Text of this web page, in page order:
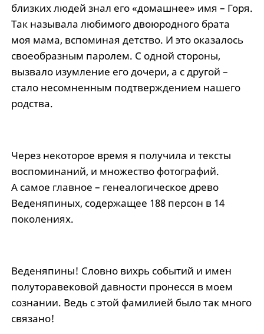
близких людей знал его «домашнее» имя – Горя.
Так называла любимого двоюродного брата
моя мама, вспоминая детство. И это оказалось
своеобразным паролем. С одной стороны,
вызвало изумление его дочери, а с другой –
стало несомненным подтверждением нашего
родства.
Через некоторое время я получила и тексты
воспоминаний, и множество фотографий.
А самое главное – генеалогическое древо
Веденяпиных, содержащее 188 персон в 14
поколениях.
Веденяпины! Словно вихрь событий и имен
полуторавековой давности пронесся в моем
сознании. Ведь с этой фамилией было так много
связано!